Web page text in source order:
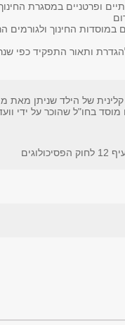
ופרטניים במסגרת
החינוך ולגורמים
ותאור התפקיד כפי
של הילד שניתן מאת
המועצה להשכלה גבוהה, תשי"ח -1958 או